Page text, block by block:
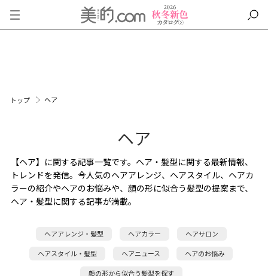
トップ ヘア
ヘア
【ヘア】に関する記事一覧です。ヘア・髪型に関する最新情報、
トレンドを発信。今人気のヘアアレンジ、ヘアスタイル、ヘアカ
ラーの紹介やヘアのお悩みや、顔の形に似合う髪型の提案まで、
ヘア・髪型に関する記事が満載。
ヘアアレンジ・髪型 ヘアカラー ヘアサロン
ヘアスタイル・髪型 ヘアニュース ヘアのお悩み
顔の形から似合う髪型を探す